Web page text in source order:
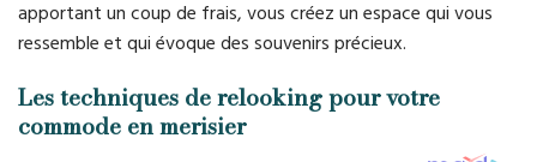
apportant un coup de frais, vous créez un espace qui vous
ressemble et qui évoque des souvenirs précieux.
Les techniques de relooking pour votre
commode en merisier